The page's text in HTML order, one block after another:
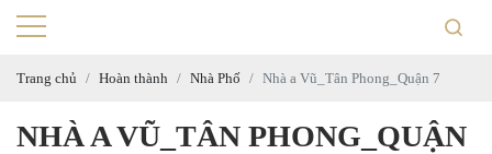
Trang chủ Hoàn thành Nhà Phố Nhà a Vũ_Tân Phong_Quận 7
NHÀ A VŨ_TÂN PHONG_QUẬN